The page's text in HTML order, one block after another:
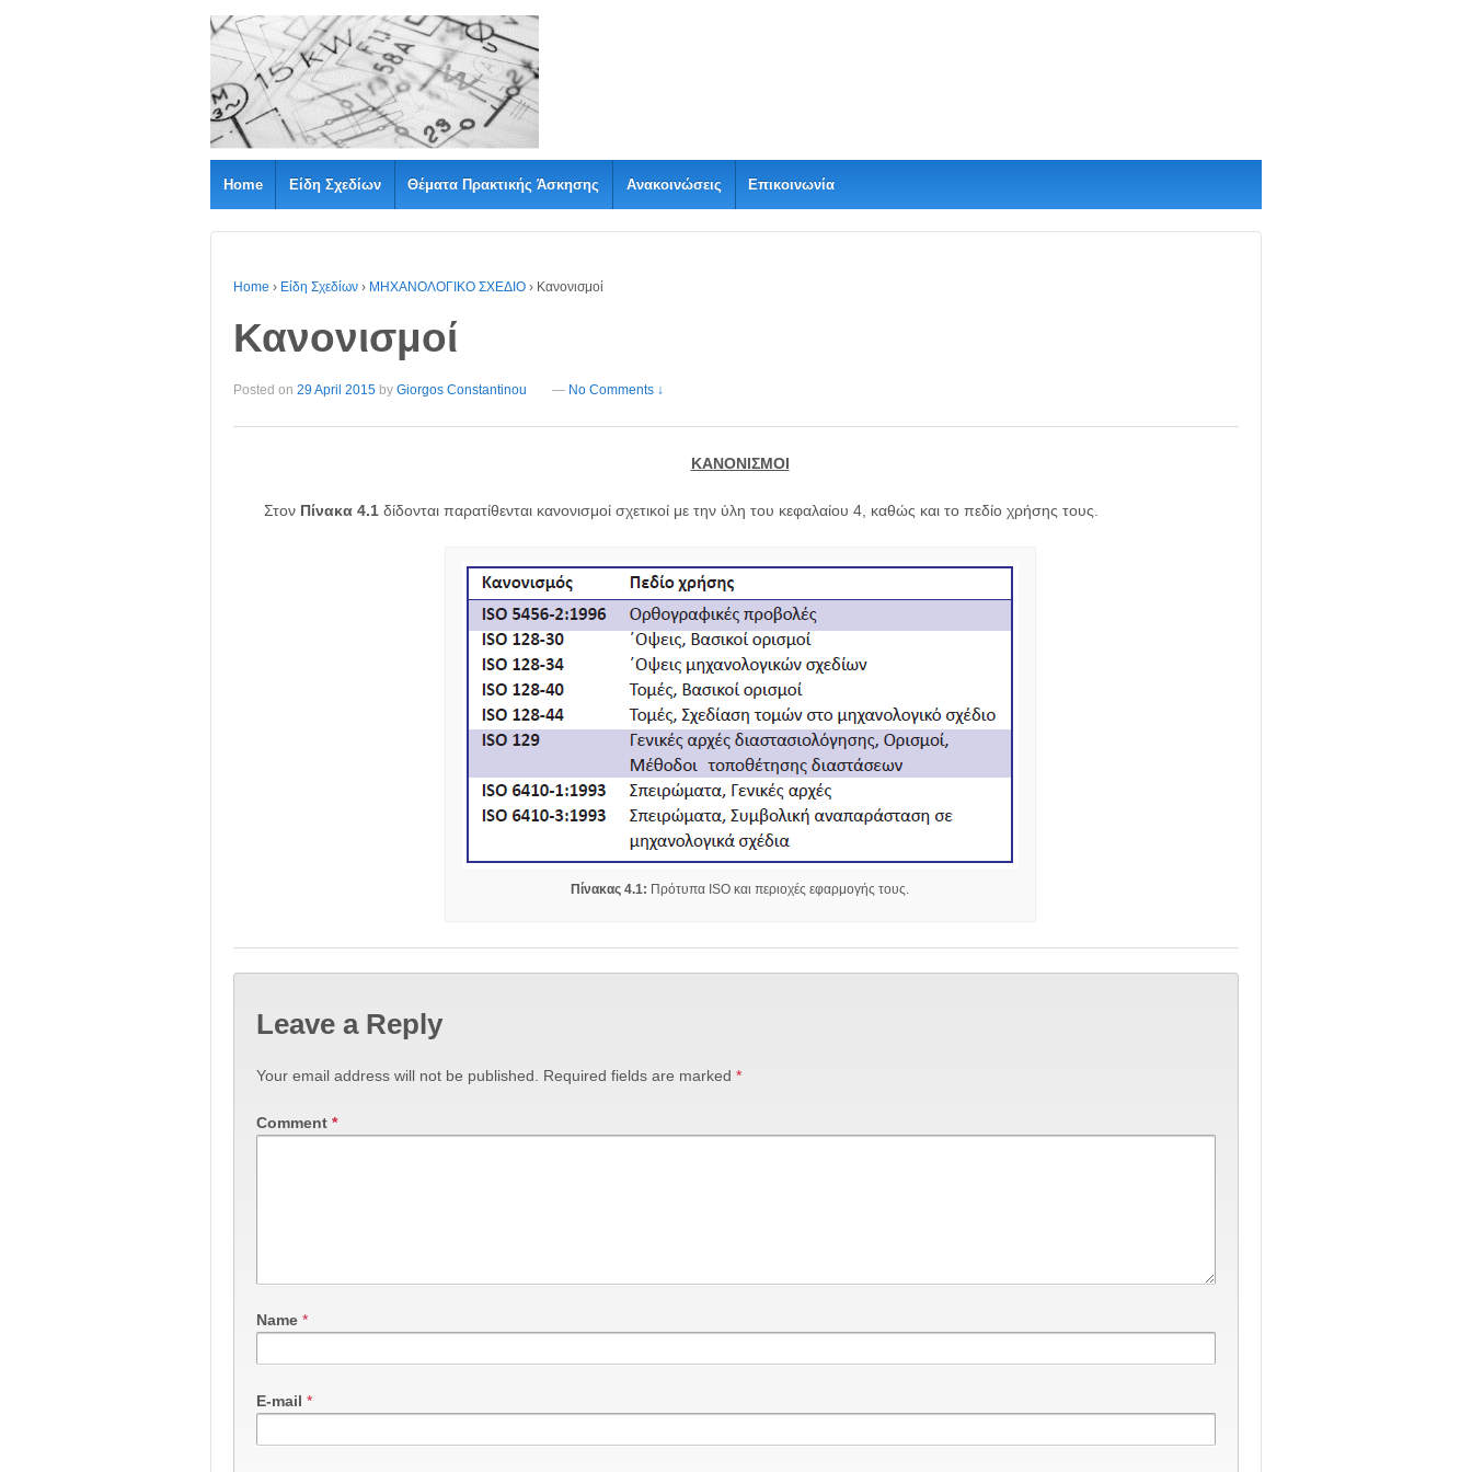
Home Είδη Σχεδίων Θέματα Πρακτικής Άσκησης Ανακοινώσεις Επικοινωνία
Home › Είδη Σχεδίων › ΜΗΧΑΝΟΛΟΓΙΚΟ ΣΧΕΔΙΟ › Κανονισμοί
Κανονισμοί
Posted on 29 April 2015 by Giorgos Constantinou — No Comments ↓
ΚΑΝΟΝΙΣΜΟΙ
Στον Πίνακα 4.1 δίδονται παρατίθενται κανονισμοί σχετικοί με την ύλη του κεφαλαίου 4, καθώς και το πεδίο χρήσης τους.
Πίνακας 4.1: Πρότυπα ISO και περιοχές εφαρμογής τους.
Leave a Reply
Your email address will not be published. Required fields are marked *
Comment *
Name *
E-mail *